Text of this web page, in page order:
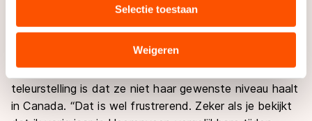
combineren met andere gegevens die u aan hen heeft
verstrekt of die zij hebben verzameld via hun services.
Sommige partners kunnen gegevens doorgeven aan
landen buiten de EU, zoals de VS, waar mogelijk geen
adequaat beschermingsniveau geldt volgens de GDPR.
Door op ‘Toestaan’ te klikken, stemt u in met deze
cookiebeleid
Selectie toestaan
Weigeren
strijdbaar.
Tegelijkertijd kan ze niet ontkennen dat het een
teleurstelling is dat ze niet haar gewenste niveau haalt
in Canada. “Dat is wel frustrerend. Zeker als je bekijkt